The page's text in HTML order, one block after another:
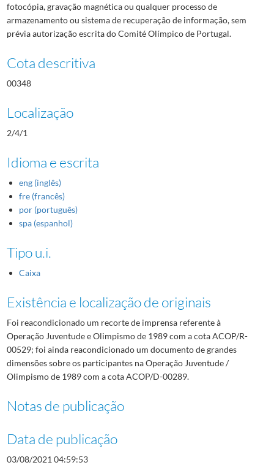
fotocópia, gravação magnética ou qualquer processo de
armazenamento ou sistema de recuperação de informação, sem
prévia autorização escrita do Comité Olímpico de Portugal.
Cota descritiva
00348
Localização
2/4/1
Idioma e escrita
eng (inglês)
fre (francês)
por (português)
spa (espanhol)
Tipo u.i.
Caixa
Existência e localização de originais
Foi reacondicionado um recorte de imprensa referente à
Operação Juventude e Olimpismo de 1989 com a cota ACOP/R-
00529; foi ainda reacondicionado um documento de grandes
dimensões sobre os participantes na Operação Juventude /
Olimpismo de 1989 com a cota ACOP/D-00289.
Notas de publicação
Data de publicação
03/08/2021 04:59:53